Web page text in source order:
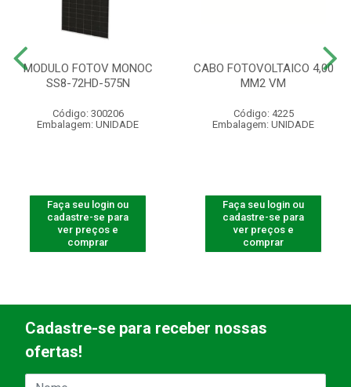
MODULO FOTOV MONOC
SS8-72HD-575N
Código: 300206
Embalagem: UNIDADE
Faça seu login ou
cadastre-se para
ver preços e
comprar
CABO FOTOVOLTAICO 4,00
MM2 VM
Código: 4225
Embalagem: UNIDADE
Faça seu login ou
cadastre-se para
ver preços e
comprar
Cadastre-se para receber nossas
ofertas!